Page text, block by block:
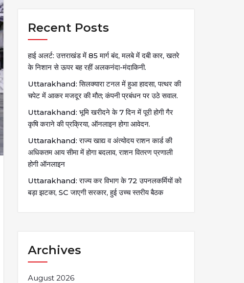
Recent Posts
हाई अलर्ट: उत्तराखंड में 85 मार्ग बंद, मलबे में दबी कार, खतरे
के निशान से ऊपर बह रहीं अलकनंदा-मंदाकिनी.
Uttarakhand: सिलक्यारा टनल में हुआ हादसा, पत्थर की
चपेट में आकर मजदूर की मौत; कंपनी प्रबंधन पर उठे सवाल.
Uttarakhand: भूमि खरीदने के 7 दिन में पूरी होगी गैर
कृषि कराने की प्रक्रिया, ऑनलाइन होगा आवेदन.
Uttarakhand: राज्य खाद्य व अंत्योदय राशन कार्ड की
अधिकतम आय सीमा में होगा बदलाव, राशन वितरण प्रणाली
होगी ऑनलाइन
Uttarakhand: राज्य कर विभाग के 72 उपनलकर्मियों को
बड़ा झटका, SC जाएगी सरकार, हुई उच्च स्तरीय बैठक
Archives
August 2026